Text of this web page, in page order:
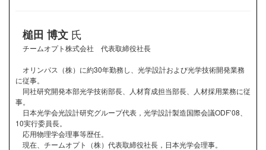
槌田 博文 氏
チームオプト株式会社 代表取締役社長
オリンパス（株）に約30年勤務し、光学設計および光学技術開発業務
に従事。
同社研究開発本部光学技術部長、人材育成担当部長、人材採用業務に従
事。
日本光学会光設計研究グループ代表，光学設計製造国際会議ODF’08、
10実行委員長。
応用物理学会理事等歴任。
現在、チームオプト（株）代表取締役社長，日本光学会理事。